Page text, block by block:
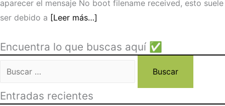
aparecer el mensaje No boot filename received, esto suele
ser debido a [Leer más…]
Encuentra lo que buscas aquí ✅
Buscar:
Entradas recientes